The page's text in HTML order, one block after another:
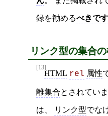
録を勧めるべきです
リンク型の集合
[13]
HTML rel 属性
離集合とされてい
は、 リンク型でな